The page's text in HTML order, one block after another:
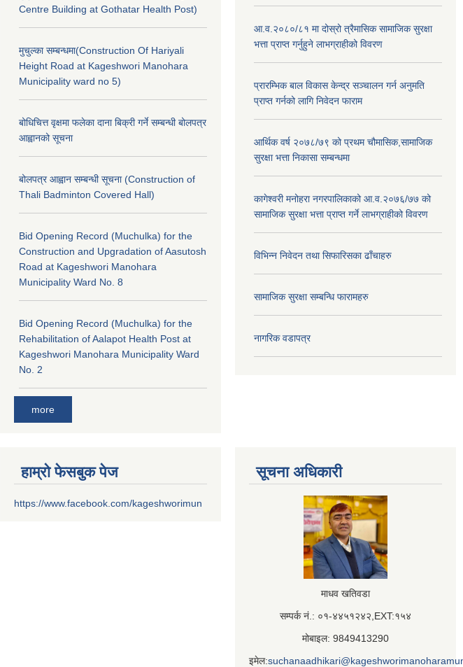
Centre Building at Gothatar Health Post)
मुचुल्का सम्बन्धमा(Construction Of Hariyali
Height Road at Kageshwori Manohara
Municipality ward no 5)
बोधिचित्त वृक्षमा फलेका दाना बिक्री गर्ने सम्बन्धी बोलपत्र
आह्वानको सूचना
बोलपत्र आह्वान सम्बन्धी सूचना (Construction of
Thali Badminton Covered Hall)
Bid Opening Record (Muchulka) for the
Construction and Upgradation of Aasutosh
Road at Kageshwori Manohara
Municipality Ward No. 8
Bid Opening Record (Muchulka) for the
Rehabilitation of Aalapot Health Post at
Kageshwori Manohara Municipality Ward
No. 2
more
आ.व.२०८०/८१ मा दोस्रो त्रैमासिक सामाजिक सुरक्षा
भत्ता प्राप्त गर्नुहुने लाभग्राहीको विवरण
प्रारम्भिक बाल विकास केन्द्र सञ्चालन गर्न अनुमति
प्राप्त गर्नको लागि निवेदन फाराम
आर्थिक वर्ष २०७८/७९ को प्रथम चौमासिक,सामाजिक
सुरक्षा भत्ता निकासा सम्बन्धमा
कागेश्वरी मनोहरा नगरपालिकाको आ.व.२०७६/७७ को
सामाजिक सुरक्षा भत्ता प्राप्त गर्ने लाभग्राहीको विवरण
विभिन्न निवेदन तथा सिफारिसका ढाँचाहरु
सामाजिक सुरक्षा सम्बन्धि फारामहरु
नागरिक वडापत्र
हाम्रो फेसबुक पेज
https://www.facebook.com/kageshworimun
सूचना अधिकारी
माधव खतिवडा
सम्पर्क नं.: ०१-४४५१२४२,EXT:१५४
मोबाइल: 9849413290
इमेल: